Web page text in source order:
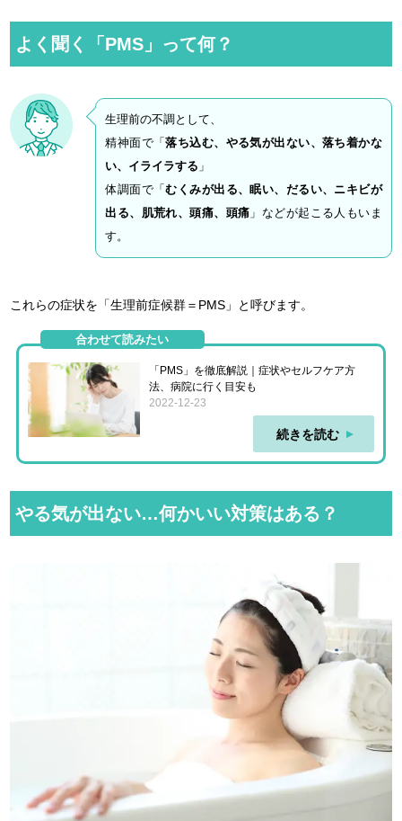
よく聞く「PMS」って何？
生理前の不調として、
精神面で「落ち込む、やる気が出ない、落ち着かな
い、イライラする 」
体調面で「むくみが出る、眠い、だるい、ニキビが
出る、肌荒れ、頭痛、頭痛 」などが起こる人もいま
す。
これらの症状を「生理前症候群＝PMS」と呼びます。
合わせて読みたい
「PMS」を徹底解説｜症状やセルフケア方
法、病院に行く目安も
2022-12-23
続きを読む
やる気が出ない…何かいい対策はある？